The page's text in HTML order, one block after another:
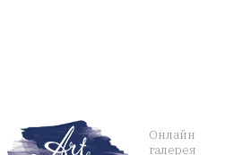
Онлайн
галерея